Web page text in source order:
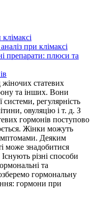
при клімаксі
препарати: плюси та
статевих
та інших. Вони
системи, регулярність
овуляцію і т. д. З
гормонів поступово
Жінки можуть
Деяким
може знадобитися
Існують різні способи
та
гормональну
гормони при